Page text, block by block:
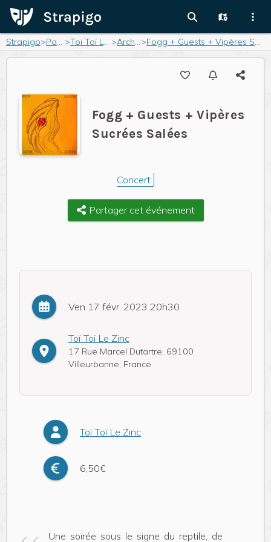
Strapigo> Pages > Toï Toï Le Zinc > Archives> Fogg + Guests + Vipères Sucrées Salées
Fogg + Guests + Vipères
Sucrées Salées
Concert
Partager cet événement
Ven 17 févr. 2023 20h30
Toï Toï Le Zinc
17 Rue Marcel Dutartre, 69100
Villeurbanne, France
Toï Toï Le Zinc
6,50€
Une soirée sous le signe du reptile, de